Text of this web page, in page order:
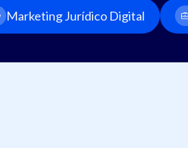
Marketing Jurídico Digital